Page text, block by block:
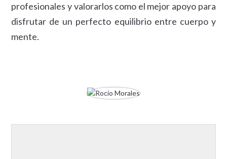
profesionales y valorarlos como el mejor apoyo para
disfrutar de un perfecto equilibrio entre cuerpo y
mente.